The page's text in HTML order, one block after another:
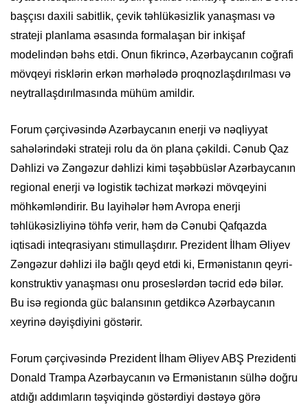
başçısı daxili sabitlik, çevik təhlükəsizlik yanaşması və
strateji planlama əsasında formalaşan bir inkişaf
modelindən bəhs etdi. Onun fikrincə, Azərbaycanın coğrafi
mövqeyi risklərin erkən mərhələdə proqnozlaşdırılması və
neytrallaşdırılmasında mühüm amildir.
Forum çərçivəsində Azərbaycanın enerji və nəqliyyat
sahələrindəki strateji rolu da ön plana çəkildi. Cənub Qaz
Dəhlizi və Zəngəzur dəhlizi kimi təşəbbüslər Azərbaycanın
regional enerji və logistik təchizat mərkəzi mövqeyini
möhkəmləndirir. Bu layihələr həm Avropa enerji
təhlükəsizliyinə töhfə verir, həm də Cənubi Qafqazda
iqtisadi inteqrasiyanı stimullaşdırır. Prezident İlham Əliyev
Zəngəzur dəhlizi ilə bağlı qeyd etdi ki, Ermənistanın qeyri-
konstruktiv yanaşması onu proseslərdən təcrid edə bilər.
Bu isə regionda güc balansının getdikcə Azərbaycanın
xeyrinə dəyişdiyini göstərir.
Forum çərçivəsində Prezident İlham Əliyev ABŞ Prezidenti
Donald Trampa Azərbaycanın və Ermənistanın sülhə doğru
atdığı addımların təşviqində göstərdiyi dəstəyə görə